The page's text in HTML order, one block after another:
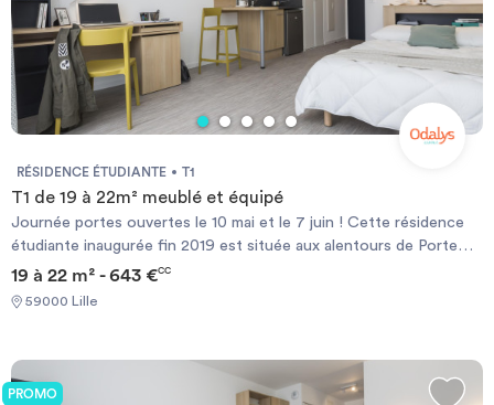
RÉSIDENCE ÉTUDIANTE T1
T1 de 19 à 22m² meublé et équipé
Journée portes ouvertes le 10 mai et le 7 juin ! Cette résidence
étudiante inaugurée fin 2019 est située aux alentours de Porte
d’Arras et propose 130 logements type T1 et T2 de 18 m² à 32 m²
entièrement équipés. A proximité des transports en commun, elle
en métro, elle constitue un cadre idéal pour une vie étudiante
épanouie. Contemporaine, elle dispose d’espaces communs très
19 à 22 m² - 643 €CC
59000 Lille
PROMO